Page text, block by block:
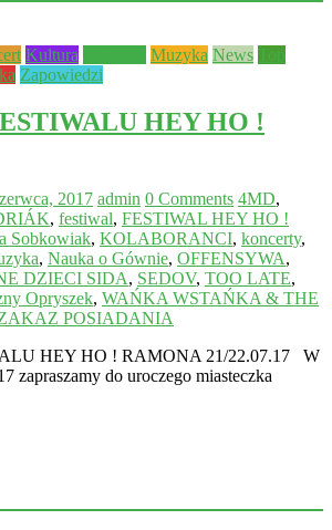
Kultura Muzyka News
Zapowiedzi
HEY HO !
2017 admin 0 Comments 4MD,
, festiwal, FESTIWAL HEY HO !
Sobkowiak, KOLABORANCI, koncerty,
, Nauka o Gównie, OFFENSYWA,
DZIECI SIDA, SEDOV, TOO LATE,
Opryszek, WAŃKA WSTAŃKA & THE
POSIADANIA
HEY HO ! RAMONA 21/22.07.17 W
zapraszamy do uroczego miasteczka